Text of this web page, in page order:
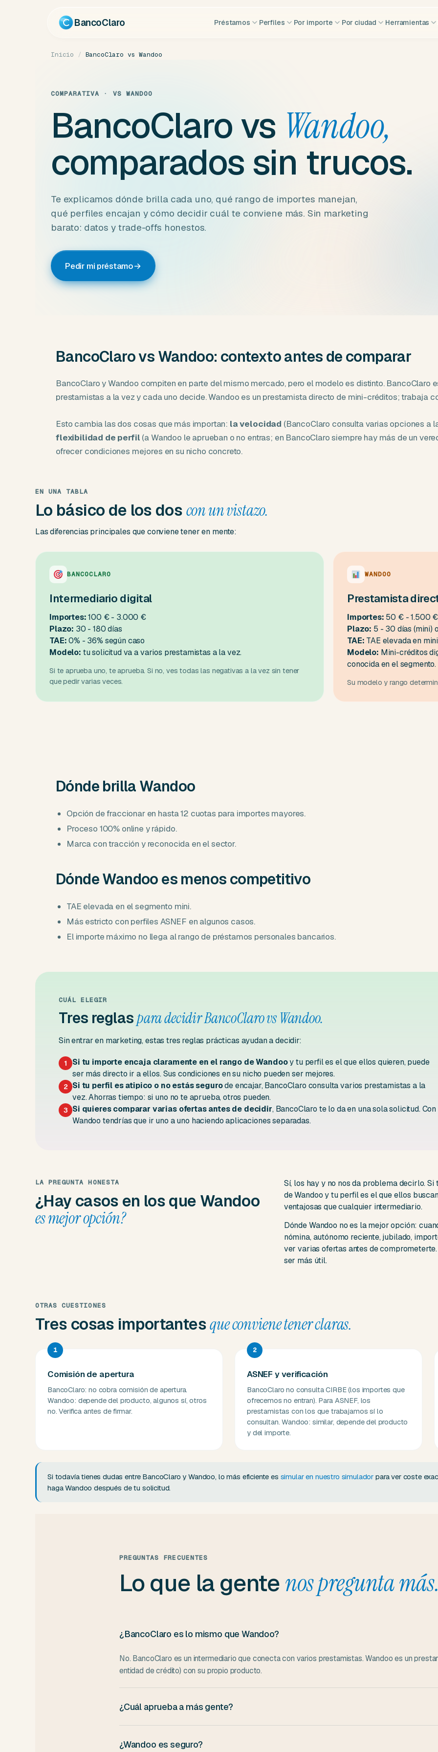
BancoClaro Préstamos Perfiles Por importe Por ciudad Herramientas
Inicio / BancoClaro vs Wandoo
COMPARATIVA · VS WANDOO
BancoClaro vs Wandoo,
comparados sin trucos.
Te explicamos dónde brilla cada uno, qué rango de importes manejan,
qué perfiles encajan y cómo decidir cuál te conviene más. Sin marketing
barato: datos y trade-offs honestos.
Pedir mi préstamo→
BancoClaro vs Wandoo: contexto antes de comparar
BancoClaro y Wandoo compiten en parte del mismo mercado, pero el modelo es distinto. BancoClaro
prestamistas a la vez y cada uno decide. Wandoo es un prestamista directo de mini-créditos; trabaja
Esto cambia las dos cosas que más importan: la velocidad (BancoClaro consulta varias opciones a
flexibilidad de perfil (a Wandoo le aprueban o no entras; en BancoClaro siempre hay más de un
ofrecer condiciones mejores en su nicho concreto.
EN UNA TABLA
Lo básico de los doscon un vistazo.
Las diferencias principales que conviene tener en mente:
BANCOCLARO
Intermediario digital
Importes:100 € - 3.000 €
Plazo: 30 - 180 días
TAE:0% - 36% según caso
Modelo: tu solicitud va a varios prestamistas a la vez.
Si te aprueba uno, te aprueba. Si no, ves todas las negativas a la vez sin tener
que pedir varias veces.
WANDOO
Prestamista
Importes: 50 € - 1.500 €
Plazo: 5 - 30 días (mini)
TAE: TAE elevada en
Modelo: Mini-créditos
conocida en el segmento.
Su modelo y rango
Dónde brilla Wandoo
Opción de fraccionar en hasta 12 cuotas para importes mayores.
Proceso 100% online y rápido.
Marca con tracción y reconocida en el sector.
Dónde Wandoo es menos competitivo
TAE elevada en el segmento mini.
Más estricto con perfiles ASNEF en algunos casos.
El importe máximo no llega al rango de préstamos personales bancarios.
CUÁL ELEGIR
Tres reglaspara decidir BancoClaro vs Wandoo.
Sin entrar en marketing, estas tres reglas prácticas ayudan a decidir:
1 Si tu importe encaja claramente en el rango de Wandooy tu perfil es el que ellos quieren, puede
ser más directo ir a ellos. Sus condiciones en su nicho pueden ser mejores.
2 Si tu perfil es atipico o no estás segurode encajar, BancoClaro consulta varios prestamistas a la
vez. Ahorras tiempo: si uno no te aprueba, otros pueden.
3 Si quieres comparar varias ofertas antes de decidir, BancoClaro te lo da en una sola solicitud. Con
Wandoo tendrías que ir uno a uno haciendo aplicaciones separadas.
LA PREGUNTA HONESTA
¿Hay casos en los que Wandoo
es mejor opción?
Sí, los hay y no nos da problema decirlo.
de Wandoo y tu perfil es el que ellos
ventajosas que cualquier intermediario.
Dónde Wandoo no es la mejor opción:
nómina, autónomo reciente, jubilado,
ver varias ofertas antes de
ser más útil.
OTRAS CUESTIONES
Tres cosas importantesque conviene tener claras.
1
Comisión de apertura
BancoClaro: no cobra comisión de apertura.
Wandoo: depende del producto, algunos sí, otros
no. Verifica antes de firmar.
2
ASNEF y verificación
BancoClaro no consulta CIRBE (los importes que
ofrecemos no entran). Para ASNEF, los
prestamistas con los que trabajamos sí lo
consultan. Wandoo: similar, depende del producto
y del importe.
Si todavía tienes dudas entre BancoClaro y Wandoo, lo más eficiente es simular en nuestro simulador para ver coste
haga Wandoo después de tu solicitud.
PREGUNTAS FRECUENTES
Lo que la gentenos pregunta más.
¿BancoClaro es lo mismo que Wandoo?
No. BancoClaro es un intermediario que conecta con varios prestamistas. Wandoo es un
entidad de crédito) con su propio producto.
¿Cuál aprueba a más gente?
no es solo cuestión de aprobación: también las condiciones cuentan.
¿Wandoo es seguro?